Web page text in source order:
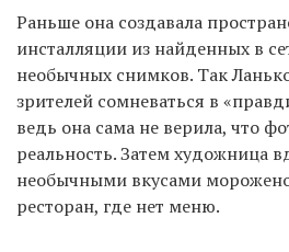
Раньше она создавала
инсталляции из найденных в
необычных снимков. Так Ланько
зрителей сомневаться в
ведь она сама не верила, что
реальность. Затем художница
необычными вкусами
ресторан, где нет меню.